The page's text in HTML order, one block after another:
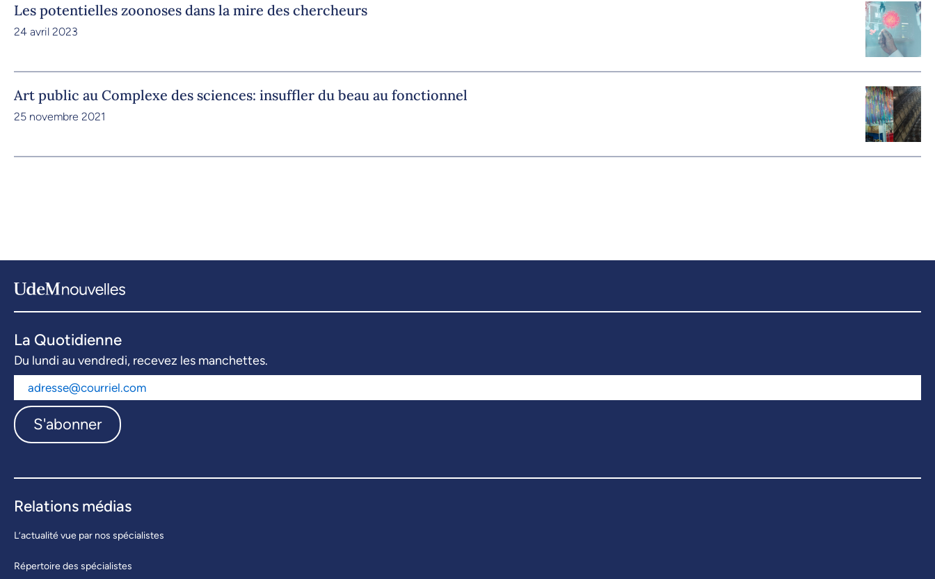
Les potentielles zoonoses dans la mire des chercheurs
24 avril 2023
Art public au Complexe des sciences: insuffler du beau au fonctionnel
25 novembre 2021
La Quotidienne
Du lundi au vendredi, recevez les manchettes.
S'abonner
Relations médias
L’actualité vue par nos spécialistes
Répertoire des spécialistes